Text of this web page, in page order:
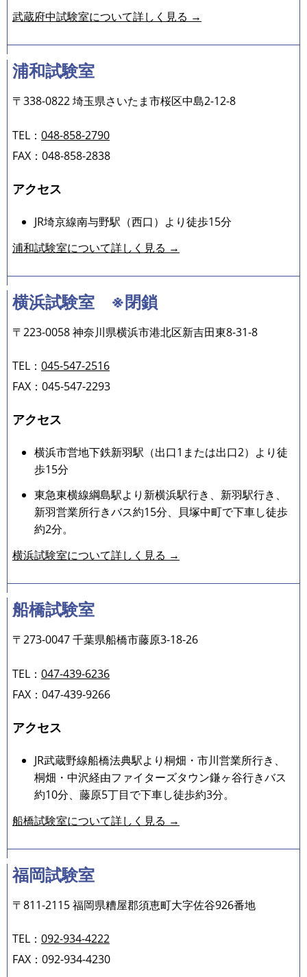
武蔵府中試験室について詳しく見る →
浦和試験室
〒338-0822 埼玉県さいたま市桜区中島2-12-8
TEL： 048-858-2790
FAX：048-858-2838
アクセス
JR埼京線南与野駅（西口）より徒歩15分
浦和試験室について詳しく見る →
横浜試験室 ※閉鎖
〒223-0058 神奈川県横浜市港北区新吉田東8-31-8
TEL： 045-547-2516
FAX：045-547-2293
アクセス
横浜市営地下鉄新羽駅（出口1または出口2）より徒
歩15分
東急東横線綱島駅より新横浜駅行き、新羽駅行き、
新羽営業所行きバス約15分、貝塚中町で下車し徒歩
約2分。
横浜試験室について詳しく見る →
船橋試験室
〒273-0047 千葉県船橋市藤原3-18-26
TEL： 047-439-6236
FAX：047-439-9266
アクセス
JR武蔵野線船橋法典駅より桐畑・市川営業所行き、
桐畑・中沢経由ファイターズタウン鎌ヶ谷行きバス
約10分、藤原5丁目で下車し徒歩約3分。
船橋試験室について詳しく見る →
福岡試験室
〒811-2115 福岡県糟屋郡須恵町大字佐谷926番地
TEL： 092-934-4222
FAX：092-934-4230